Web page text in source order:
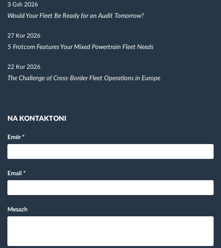
3 Gsh 2026
Would Your Fleet Be Ready for an Audit Tomorrow?
27 Kor 2026
5 Frotcom Features Your Mixed Powertrain Fleet Needs
22 Kor 2026
The Challenge of Cross-Border Fleet Operations in Europe
NA KONTAKTONI
Emër*
Email *
Mesazh